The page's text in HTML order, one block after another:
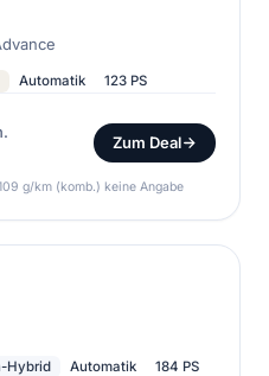
Automatik 123 PS
Zum Deal
g/km (komb.) keine Angabe
Hybrid Automatik 184 PS